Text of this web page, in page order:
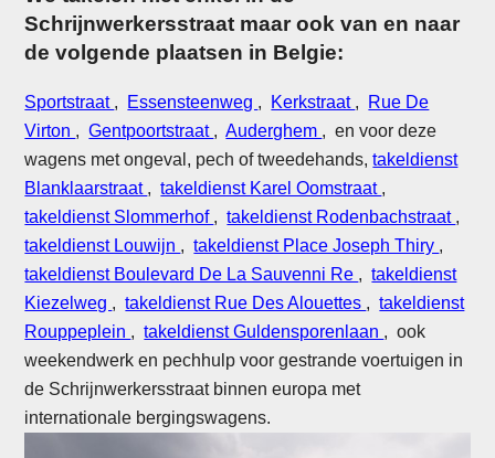
Schrijnwerkersstraat maar ook van en naar
de volgende plaatsen in Belgie:
Sportstraat , Essensteenweg , Kerkstraat , Rue De
Virton ,Gentpoortstraat ,Auderghem , en voor deze
wagens met ongeval, pech of tweedehands,takeldienst
Blanklaarstraat ,takeldienst Karel Oomstraat ,
takeldienst Slommerhof ,takeldienst Rodenbachstraat ,
takeldienst Louwijn ,takeldienst Place Joseph Thiry ,
takeldienst Boulevard De La Sauvenni Re ,takeldienst
Kiezelweg ,takeldienst Rue Des Alouettes ,takeldienst
Rouppeplein ,takeldienst Guldensporenlaan , ook
weekendwerk en pechhulp voor gestrande voertuigen in
de Schrijnwerkersstraat binnen europa met
internationale bergingswagens.